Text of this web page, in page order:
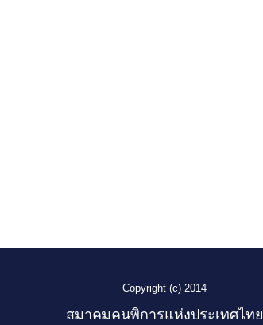
Copyright (c) 2014
สมาคมคนพิการแห่งประเทศไทย